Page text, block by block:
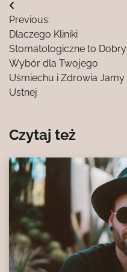
Nawigacja
wpisu
Previous:
Dlaczego Kliniki
Stomatologiczne to Dobry
Wybór dla Twojego
Uśmiechu i Zdrowia Jamy
Ustnej
Czytaj też